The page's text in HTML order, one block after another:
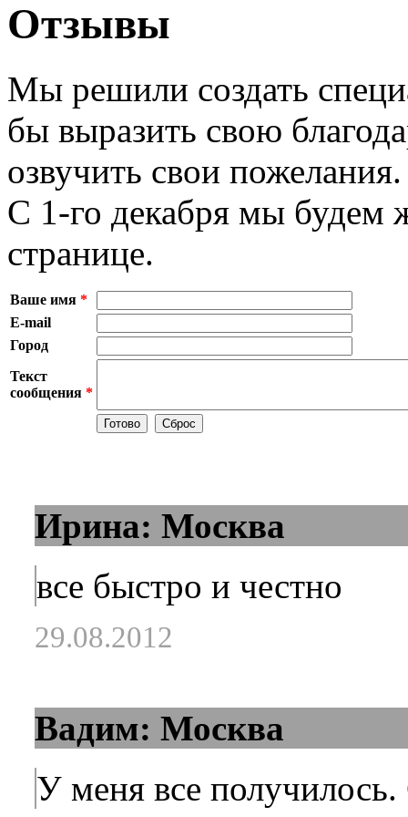
Отзывы
Мы решили создать
бы выразить свою
озвучить свои пожелания.
С 1-го декабря мы будем
странице.
Ваше имя *
E-mail
Город
Текст
сообщения *
Ирина: Москва
все быстро и честно
29.08.2012
Вадим: Москва
У меня все